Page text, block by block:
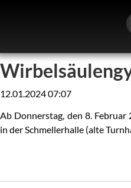
12.01.2024 07:07
Ab Donnerstag, den 8.
in der Schmellerhalle (alte